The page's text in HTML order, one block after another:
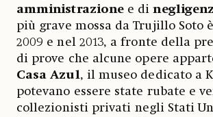
amministrazione e di
più grave mossa da Trujillo Soto
2009 e nel 2013, a fronte della
di prove che alcune opere
Casa Azul, il museo dedicato a
potevano essere state rubate e
collezionisti privati negli Stati